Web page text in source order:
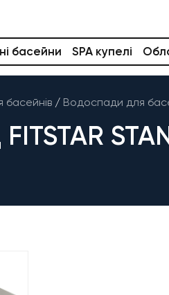
басейни SPA купелі
басейнів / Водоспади для